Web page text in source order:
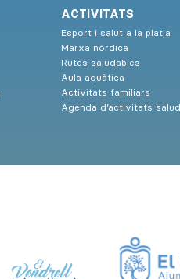
ACTIVITATS
Esport i salut a la platja
Marxa nòrdica
Rutes saludables
Aula aquàtica
Activitats familiars
Agenda d’activitats